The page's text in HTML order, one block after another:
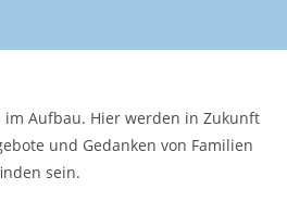
im Aufbau. Hier werden in Zukunft
und Gedanken von Familien
sein.